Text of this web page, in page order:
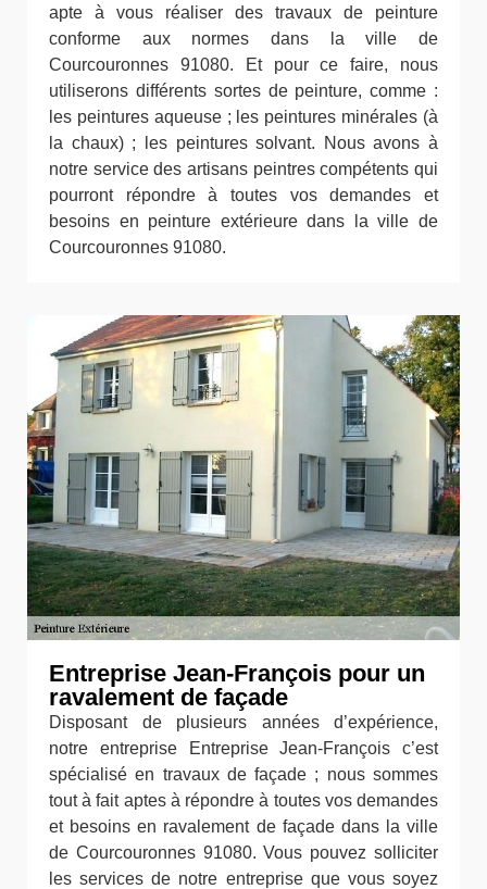
apte à vous réaliser des travaux de peinture
conforme aux normes dans la ville de
Courcouronnes 91080. Et pour ce faire, nous
utiliserons différents sortes de peinture, comme :
les peintures aqueuse ; les peintures minérales (à
la chaux) ; les peintures solvant. Nous avons à
notre service des artisans peintres compétents qui
pourront répondre à toutes vos demandes et
besoins en peinture extérieure dans la ville de
Courcouronnes 91080.
Entreprise Jean-François pour un
ravalement de façade
Disposant de plusieurs années d’expérience,
notre entreprise Entreprise Jean-François c’est
spécialisé en travaux de façade ; nous sommes
tout à fait aptes à répondre à toutes vos demandes
et besoins en ravalement de façade dans la ville
de Courcouronnes 91080. Vous pouvez solliciter
les services de notre entreprise que vous soyez